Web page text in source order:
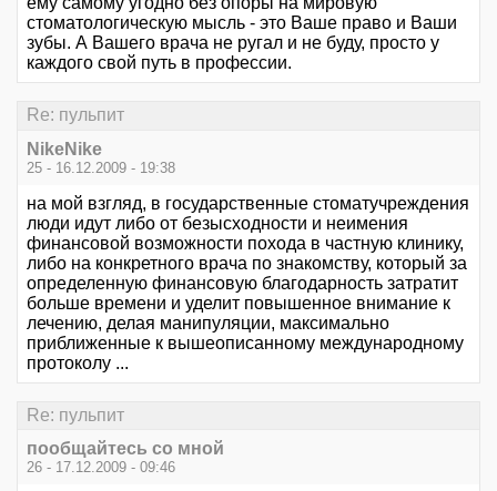
стоматологическую мысль - это Ваше право и Ваши
зубы. А Вашего врача не ругал и не буду, просто у
каждого свой путь в профессии.
Re: пульпит
NikeNike
25 - 16.12.2009 - 19:38
на мой взгляд, в государственные стоматучреждения
люди идут либо от безысходности и неимения
финансовой возможности похода в частную клинику,
либо на конкретного врача по знакомству, который за
определенную финансовую благодарность затратит
больше времени и уделит повышенное внимание к
лечению, делая манипуляции, максимально
приближенные к вышеописанному международному
протоколу ...
Re: пульпит
пообщайтесь со мной
26 - 17.12.2009 - 09:46